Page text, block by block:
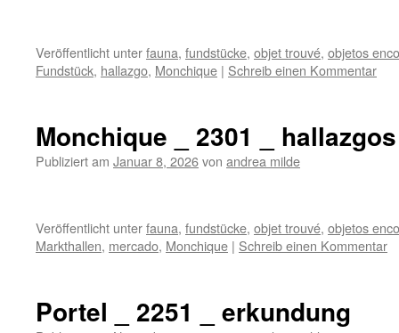
Veröffentlicht unterfauna, fundstücke, objet trouvé, objetos
Fundstück, hallazgo, Monchique | Schreib einen Kommentar
Monchique _ 2301 _ hallazgos
Publiziert am Januar 8, 2026von andrea milde
Veröffentlicht unterfauna, fundstücke, objet trouvé, objetos
Markthallen, mercado, Monchique | Schreib einen Kommentar
Portel _ 2251 _ erkundung